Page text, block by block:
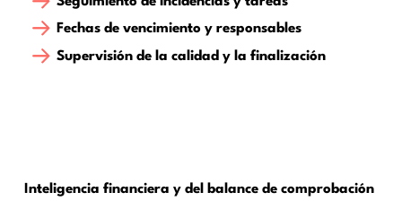
Fechas de vencimiento y responsables
Supervisión de la calidad y la finalización
Inteligencia financiera y del balance de comprobación